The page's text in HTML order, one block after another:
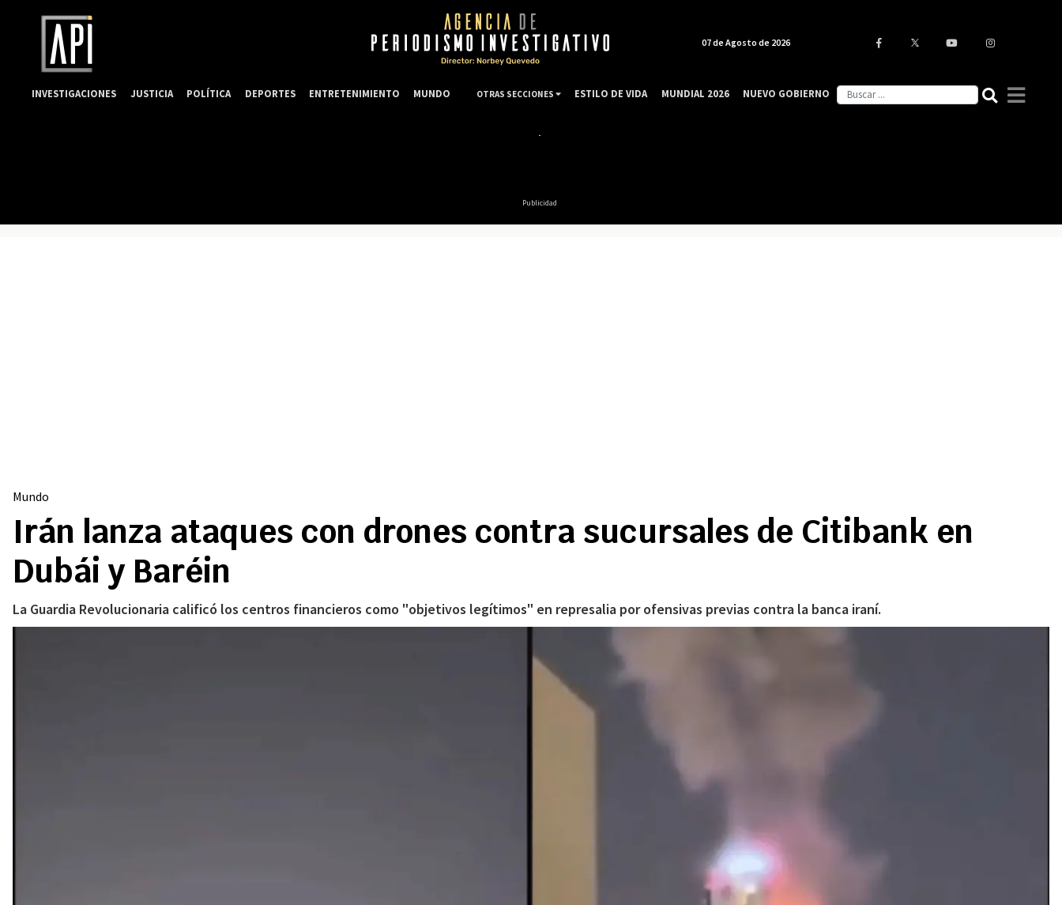
Publicidad
Mundo
Irán lanza ataques con drones contra sucursales de Citibank en
Dubái y Baréin
La Guardia Revolucionaria calificó los centros financieros como "objetivos legítimos" en represalia por ofensivas previas contra la banca iraní.
07 de Agosto de 2026
INVESTIGACIONES JUSTICIA POLÍTICA DEPORTES ENTRETENIMIENTO MUNDO OTRAS SECCIONES ESTILO DE VIDA MUNDIAL 2026 NUEVO GOBIERNO